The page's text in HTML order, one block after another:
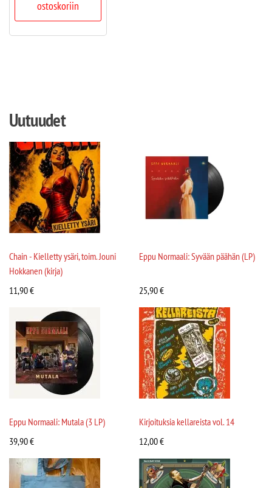
ostoskoriin
Uutuudet
Chain - Kielletty ysäri, toim. Jouni
Hokkanen (kirja)
11,90€
Eppu Normaali: Syvään päähän (LP)
25,90€
Eppu Normaali: Mutala (3 LP)
39,90€
Kirjoituksia kellareista vol. 14
12,00€